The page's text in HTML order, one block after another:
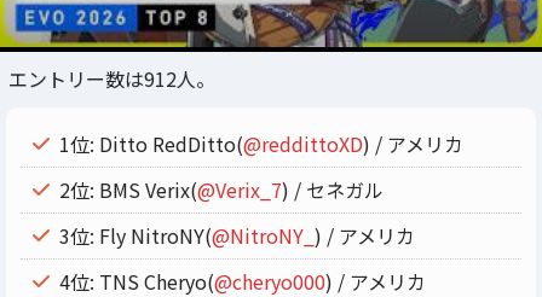
エントリー数は912人。
1位: Ditto RedDitto(@reddittoXD) / アメリカ
2位: BMS Verix(@Verix_7) / セネガル
3位: Fly NitroNY(@NitroNY_ ) / アメリカ
4位: TNS Cheryo(@cheryo000) / アメリカ